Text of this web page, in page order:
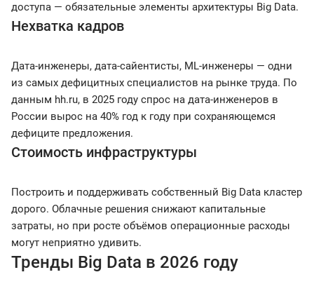
доступа — обязательные элементы архитектуры Big Data.
Нехватка кадров
Дата-инженеры, дата-сайентисты, ML-инженеры — одни
из самых дефицитных специалистов на рынке труда. По
данным hh.ru, в 2025 году спрос на дата-инженеров в
России вырос на 40% год к году при сохраняющемся
дефиците предложения.
Стоимость инфраструктуры
Построить и поддерживать собственный Big Data кластер
дорого. Облачные решения снижают капитальные
затраты, но при росте объёмов операционные расходы
могут неприятно удивить.
Тренды Big Data в 2026 году